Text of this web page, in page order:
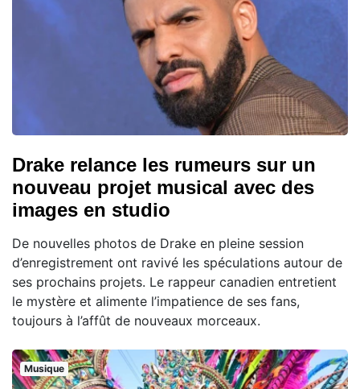
Drake relance les rumeurs sur un
nouveau projet musical avec des
images en studio
De nouvelles photos de Drake en pleine session
d’enregistrement ont ravivé les spéculations autour de
ses prochains projets. Le rappeur canadien entretient
le mystère et alimente l’impatience de ses fans,
toujours à l’affût de nouveaux morceaux.
Musique